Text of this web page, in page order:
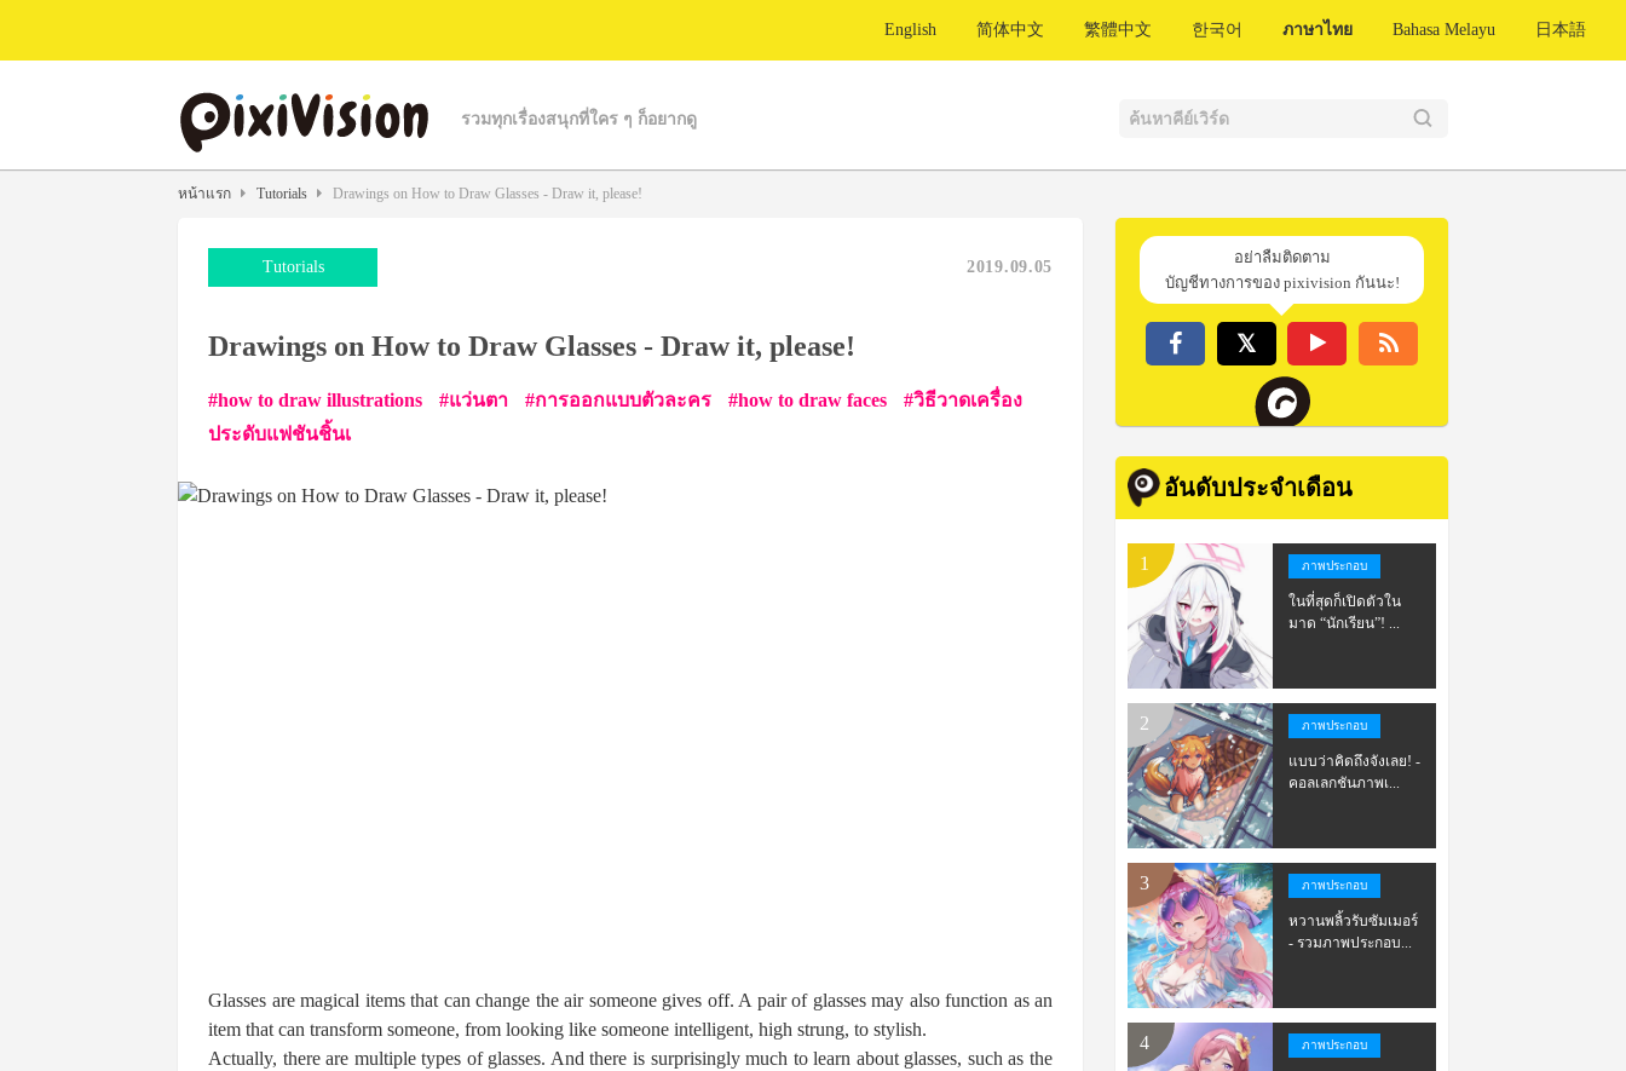
English 简体中文 繁體中文 한국어 ภาษาไทย Bahasa Melayu 日本語
รวมทุกเรื่องสนุกที่ใคร ๆ ก็อยากดู
หน้าแรก Tutorials Drawings on How to Draw Glasses - Draw it, please!
Tutorials 2019.09.05
Drawings on How to Draw Glasses - Draw it, please!
how to draw illustrations แว่นตา การออกแบบตัวละคร how to draw faces
วิธีวาดเครื่อง
ประดับแฟชันชิ้นเ
Glasses are magical items that can change the air someone gives off. A pair of glasses may also function as an
item that can transform someone, from looking like someone intelligent, high strung, to stylish.
Actually, there are multiple types of glasses. And there is surprisingly much to learn about glasses, such as the
อย่าลืมติดตาม
บัญชีทางการของ pixivision กันนะ!
อันดับประจำเดือน
ภาพประกอบ
ในที่สุดก็เปิดตัวใน
มาด “นักเรียน”! ...
ภาพประกอบ
แบบว่าคิดถึงจังเลย! -
คอลเลกชันภาพเ...
ภาพประกอบ
หวานพลิ้วรับซัมเมอร์
- รวมภาพประกอบ...
ภาพประกอบ